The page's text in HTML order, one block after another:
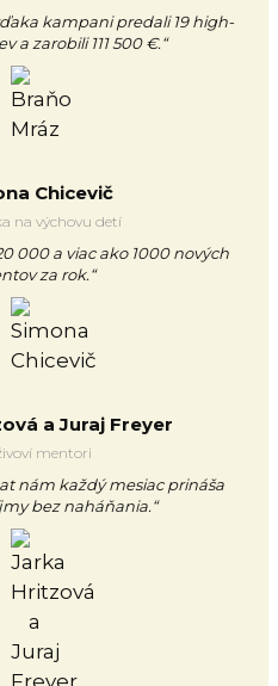
kampani predali 19 high-
a zarobili 111 500 €.“
Chicevič
na výchovu detí
000 a viac ako 1000 nových
za rok.“
a Juraj Freyer
mentori
nám každý mesiac prináša
bez naháňania.“